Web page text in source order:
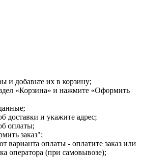
и добавьте их в корзину;
«Корзина» и нажмите «Оформить
доставки и укажите адрес;
оплаты;
заказ";
варианта оплаты - оплатите заказ или
оператора (при самовывозе);